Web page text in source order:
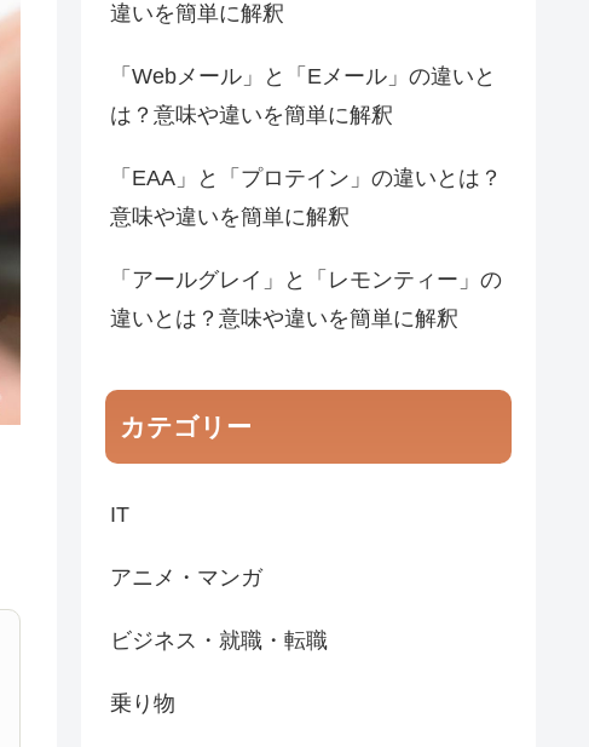
違いを簡単に解釈
「Webメール」と「Eメール」の違いと
は？意味や違いを簡単に解釈
「EAA」と「プロテイン」の違いとは？
意味や違いを簡単に解釈
「アールグレイ」と「レモンティー」の
違いとは？意味や違いを簡単に解釈
カテゴリー
IT
アニメ・マンガ
ビジネス・就職・転職
乗り物